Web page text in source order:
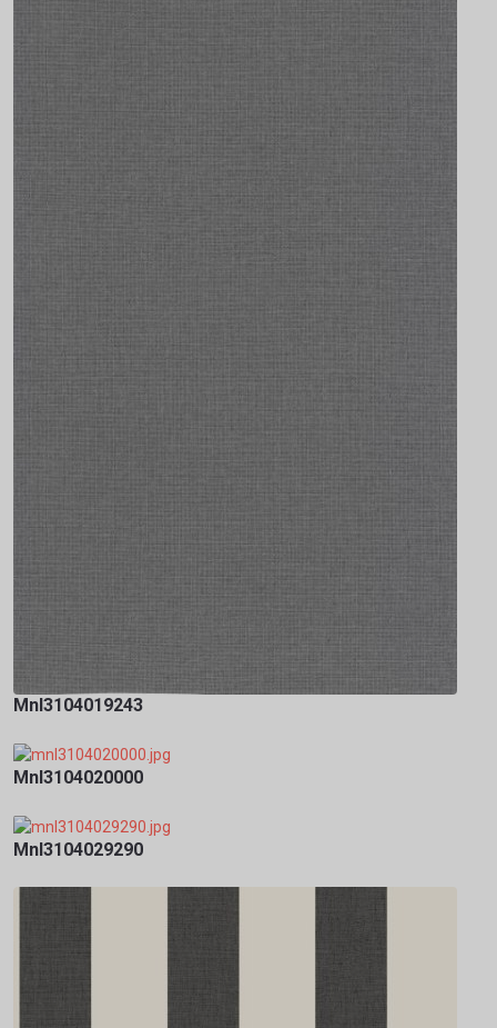
Mnl3104019243
Mnl3104020000
Mnl3104029290